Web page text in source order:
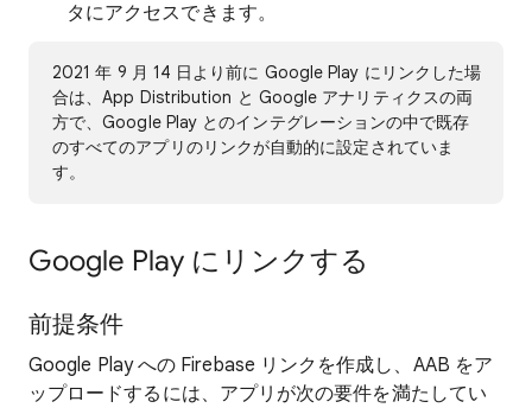
タにアクセスできます。
2021 年 9 月 14 日より前に Google Play にリンクした場
合は、App Distribution と Google アナリティクスの両
方で、Google Play とのインテグレーションの中で既存
のすべてのアプリのリンクが自動的に設定されていま
す。
Google Play にリンクする
前提条件
Google Play への Firebase リンクを作成し、AAB をア
ップロードするには、アプリが次の要件を満たしてい